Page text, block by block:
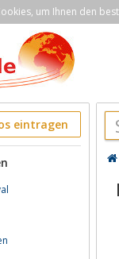
um Ihnen den
eintragen